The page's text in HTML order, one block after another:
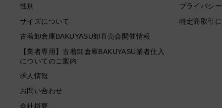
性別
サイズについて
古着卸倉庫BAKUYASU卸直売会開催情報
【業者専用】古着卸倉庫BAKUYASU業者仕入
についてのご案内
求人情報
お問い合わせ
会社概要
プライバシ
特定商取引